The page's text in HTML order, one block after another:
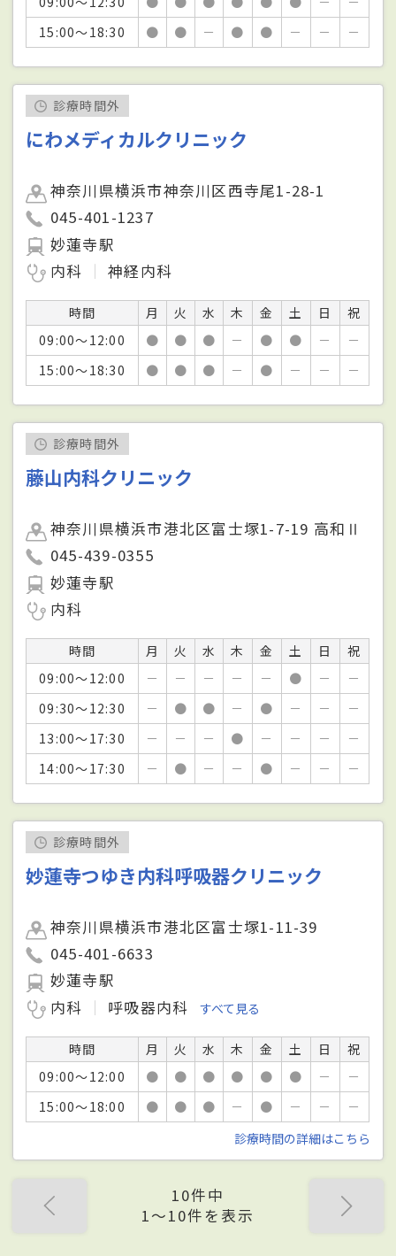
15:00～18:30
● ● － ● ● － － －
診療時間外
にわメディカルクリニック
神奈川県横浜市神奈川区西寺尾1-28-1
045-401-1237
妙蓮寺駅
内科
神経内科
時間 月 火 水 木 金 土 日
祝
09:00～12:00
● ● ● － ● ● －
－
15:00～18:30
● ● ● － ● － － －
診療時間外
藤山内科クリニック
神奈川県横浜市港北区富士塚1-7-19 高和Ⅱ
045-439-0355
妙蓮寺駅
内科
時間 月 火 水 木 金 土 日
祝
09:00～12:00
－ － － － － ● －
－
09:30～12:30
－ ● ● － ● － －
－
13:00～17:30
－ － － ● － － －
－
14:00～17:30
－ ● － － ● － － －
診療時間外
妙蓮寺つゆき内科呼吸器クリニック
神奈川県横浜市港北区富士塚1-11-39
045-401-6633
妙蓮寺駅
内科
呼吸器内科 すべて見る
時間 月 火 水 木 金 土 日
祝
09:00～12:00
● ● ● ● ● ● －
－
15:00～18:00
● ● ● － ● － －
－
診療時間の詳細はこちら
10件中
1〜10件を表示